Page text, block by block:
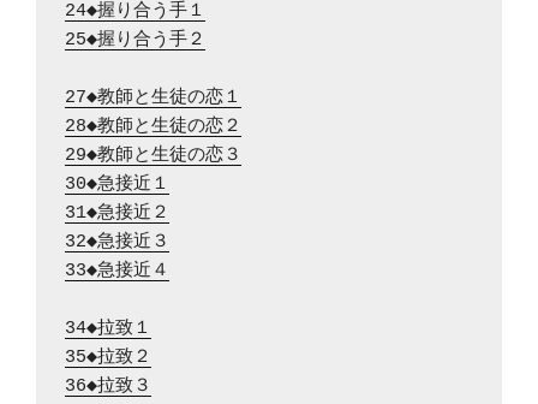
24◆握り合う手１
25◆握り合う手２
27◆教師と生徒の恋１
28◆教師と生徒の恋２
29◆教師と生徒の恋３
30◆急接近１
31◆急接近２
32◆急接近３
33◆急接近４
34◆拉致１
35◆拉致２
36◆拉致３